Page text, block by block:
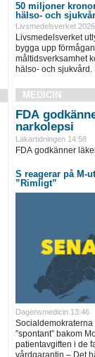
50 miljoner
hälso- och
Livsmedelsverket
Livsmedelsverket
bygga upp
måltidsverksamhet
hälso- och
MEDICIN
FDA
narkolepsi
Läkartidningen 14:58
FDA godkänner
S reagerar på M-
”Rimligt”
Dagensmedicin 13:46
”spontant” bakom
patientavgiften i de
vårdgarantin.– Det